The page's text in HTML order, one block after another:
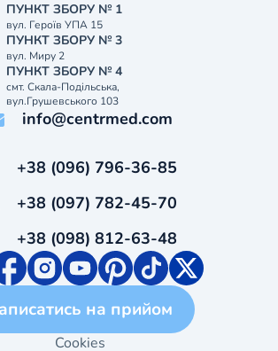
ПУНКТ ЗБОРУ № 1
вул. Героїв УПА 15
ПУНКТ ЗБОРУ № 3
вул. Миру 2
ПУНКТ ЗБОРУ № 4
смт. Скала-Подільська,
вул.Грушевського 103
info@centrmed.com
+38 (096) 796-36-85
+38 (097) 782-45-70
+38 (098) 812-63-48
на прийом
Cookies